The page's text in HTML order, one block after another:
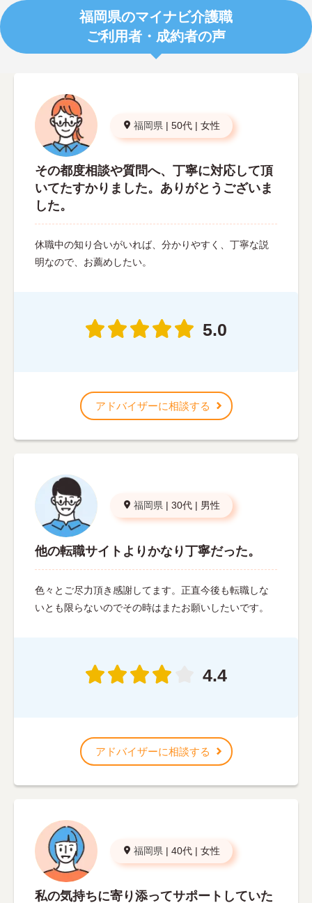
福岡県のマイナビ介護職
ご利用者・成約者の声
福岡県 | 50代 | 女性
その都度相談や質問へ、丁寧に対応して頂
いてたすかりました。ありがとうございま
した。
休職中の知り合いがいれば、分かりやすく、丁寧な説
明なので、お薦めしたい。
5.0
アドバイザーに相談する
福岡県 | 30代 | 男性
他の転職サイトよりかなり丁寧だった。
色々とご尽力頂き感謝してます。正直今後も転職しな
いとも限らないのでその時はまたお願いしたいです。
4.4
アドバイザーに相談する
福岡県 | 40代 | 女性
私の気持ちに寄り添ってサポートしていた